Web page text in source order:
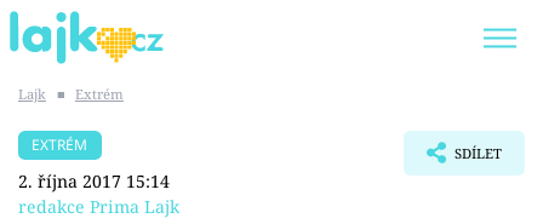
SHOPAHOLICADEL
Lajk ■ Extrém
EXTRÉM
2. října 2017 15:14
redakce Prima Lajk
SDÍLET